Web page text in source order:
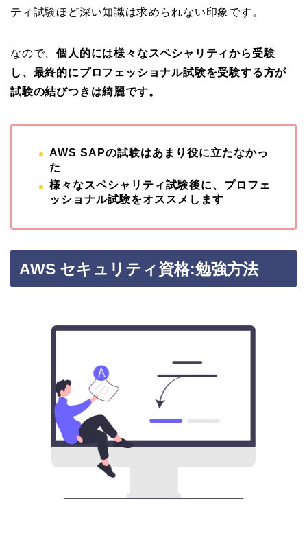
ティ試験ほど深い知識は求められない印象です。
なので、個人的には様々なスペシャリティから受験
し、最終的にプロフェッショナル試験を受験する方が
試験の結びつきは綺麗です。
AWS SAPの試験はあまり役に立たなかっ
た
様々なスペシャリティ試験後に、プロフェ
ッショナル試験をオススメします
AWS セキュリティ資格:勉強方法